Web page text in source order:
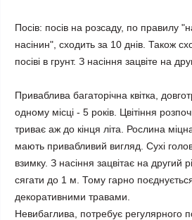
Посів: посів на розсаду, по правилу
насінин", сходить за 10 днів. Також
посіві в грунт. З насіння зацвіте на
Приваблива багаторічна квітка,
одному місці - 5 років. Цвітіння
триває аж до кінця літа. Рослина
мають привабливий вигляд. Сухі
взимку. З насіння зацвітає на другий
сягати до 1 м. Тому гарно
декоративними травами.
Невибаглива, потребує регулярного